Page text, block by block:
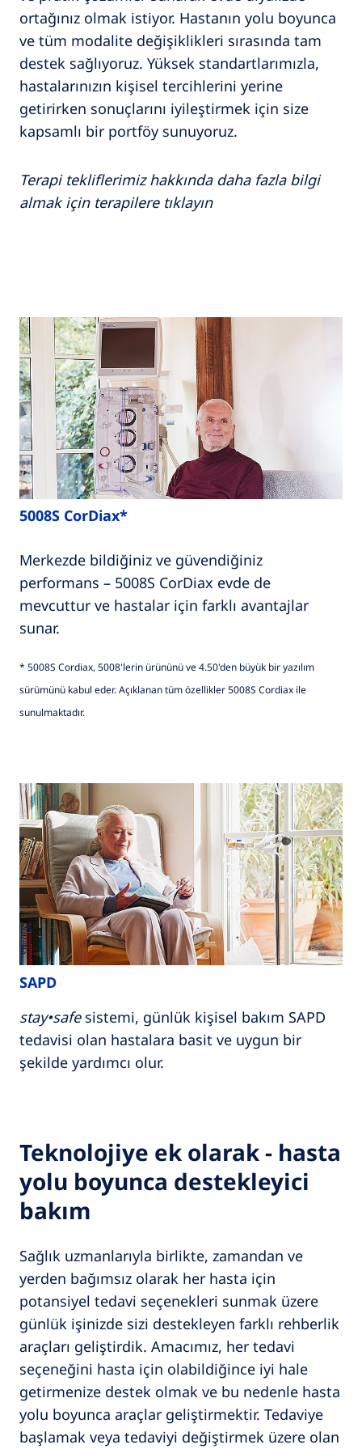
ortağınız olmak istiyor. Hastanın yolu boyunca
ve tüm modalite değişiklikleri sırasında tam
destek sağlıyoruz. Yüksek standartlarımızla,
hastalarınızın kişisel tercihlerini yerine
getirirken sonuçlarını iyileştirmek için size
kapsamlı bir portföy sunuyoruz.
Terapi tekliflerimiz hakkında daha fazla bilgi
almak için terapilere tıklayın
5008S CorDiax*
Merkezde bildiğiniz ve güvendiğiniz
performans – 5008S CorDiax evde de
mevcuttur ve hastalar için farklı avantajlar
sunar.
* 5008S Cordiax, 5008'lerin ürününü ve 4.50'den büyük bir yazılım
sürümünü kabul eder. Açıklanan tüm özellikler 5008S Cordiax ile
sunulmaktadır.
SAPD
stay•safesistemi, günlük kişisel bakım SAPD
tedavisi olan hastalara basit ve uygun bir
şekilde yardımcı olur.
Teknolojiye ek olarak - hasta
yolu boyunca destekleyici
bakım
Sağlık uzmanlarıyla birlikte, zamandan ve
yerden bağımsız olarak her hasta için
potansiyel tedavi seçenekleri sunmak üzere
günlük işinizde sizi destekleyen farklı rehberlik
araçları geliştirdik. Amacımız, her tedavi
seçeneğini hasta için olabildiğince iyi hale
getirmenize destek olmak ve bu nedenle hasta
yolu boyunca araçlar geliştirmektir. Tedaviye
başlamak veya tedaviyi değiştirmek üzere olan